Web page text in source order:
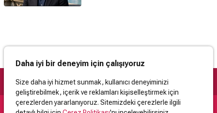
Daha iyi bir deneyim için çalışıyoruz
Size daha iyi hizmet sunmak, kullanıcı deneyiminizi
geliştirebilmek, içerik ve reklamları kişiselleştirmek için
çerezlerden yararlanıyoruz. Sitemizdeki çerezlerle ilgili